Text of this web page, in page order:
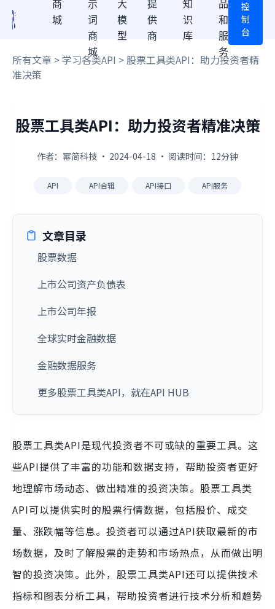
商
城
示
词
商
城
大
模
型
提
供
商
知
识
库
品
和
服
务
控
制
台
所有文章 >学习各类API > 股票工具类API：助力投资者精
准决策
股票工具类API：助力投资者精准决策
作者：幂简科技 · 2024-04-18 · 阅读时间：12分钟
API API合辑 API接口 API服务
文章目录
股票数据
上市公司资产负债表
上市公司年报
全球实时金融数据
金融数据服务
更多股票工具类API，就在API HUB
股票工具类API是现代投资者不可或缺的重要工具。这
些API提供了丰富的功能和数据支持，帮助投资者更好
地理解市场动态、做出精准的投资决策。股票工具类
API可以提供实时的股票行情数据，包括股价、成交
量、涨跌幅等信息。投资者可以通过API获取最新的市
场数据，及时了解股票的走势和市场热点，从而做出明
智的投资决策。此外，股票工具类API还可以提供技术
指标和图表分析工具，帮助投资者进行技术分析和趋势